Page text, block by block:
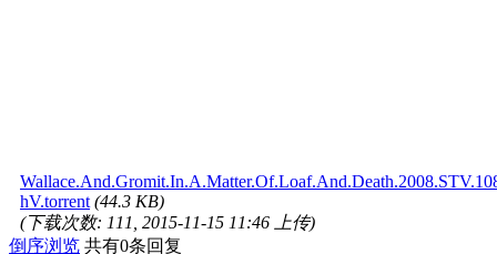
hV.torrent (44.3 KB)
(下载次数: 111, 2015-11-15 11:46 上传)
倒序浏览 共有0条回复